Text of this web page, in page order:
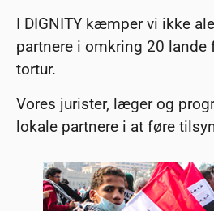
I DIGNITY kæmper vi ikke
partnere i omkring 20
tortur.
Vores jurister, læger og
lokale partnere i at føre